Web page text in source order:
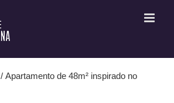
/ Apartamento de 48m² inspirado no